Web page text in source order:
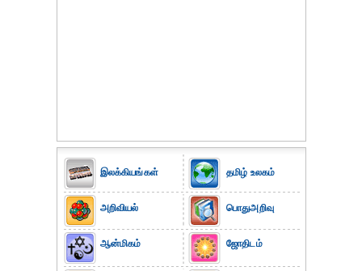
இலக்கியங்கள்
அறிவியல்
ஆன்மிகம்
தமிழ் உலகம்
பொதுஅறிவு
ஜோதிடம்